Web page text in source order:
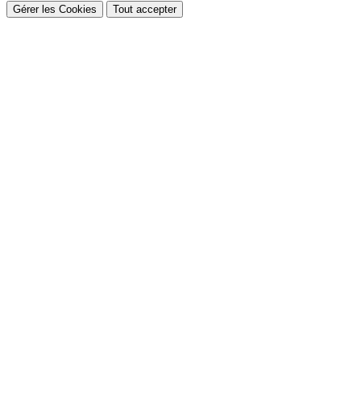
Gérer les Cookies Tout accepter